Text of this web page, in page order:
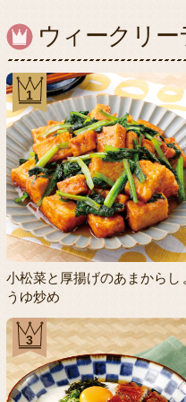
ウィークリ
1
小松菜と厚揚げのあまからし
うゆ炒め
3